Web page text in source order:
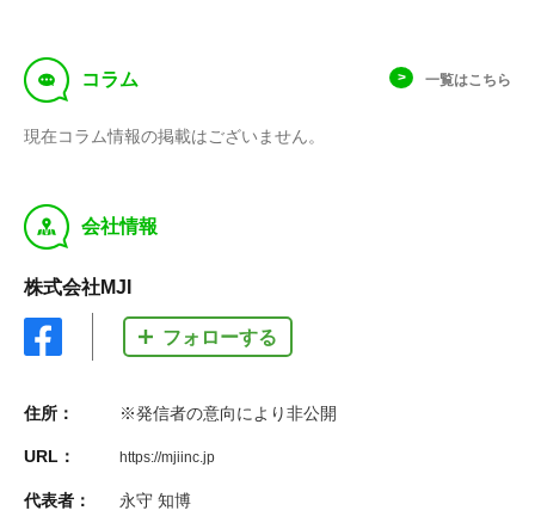
f コラム 一覧はこちら
現在コラム情報の掲載はございません。
y 会社情報
株式会社MJI
フォローする
住所： ※発信者の意向により非公開
URL： https://mjiinc.jp
代表者： 永守 知博